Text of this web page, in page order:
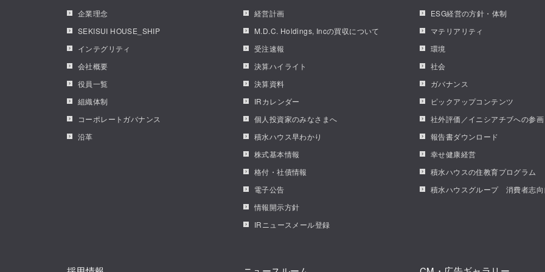
企業理念
SEKISUI HOUSE_SHIP
インテグリティ
会社概要
役員一覧
組織体制
コーポレートガバナンス
沿革
経営計画
M.D.C. Holdings, Incの買収について
受注速報
決算ハイライト
決算資料
IRカレンダー
個人投資家のみなさまへ
積水ハウス早わかり
株式基本情報
格付・社債情報
電子公告
情報開示方針
IRニュースメール登録
ESG経営の方針・体制
マテリアリティ
環境
社会
ガバナンス
ピックアップコンテンツ
社外評価／イニシアチブへの参画
報告書ダウンロード
幸せ健康経営
積水ハウスの住教育プログラム
積水ハウスグループ 消費者志向